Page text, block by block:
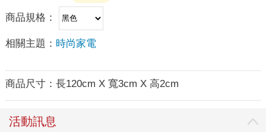
商品規格：
相關主題： 時尚家電
商品尺寸： 長120cm X 寬3cm X 高2cm
活動訊息